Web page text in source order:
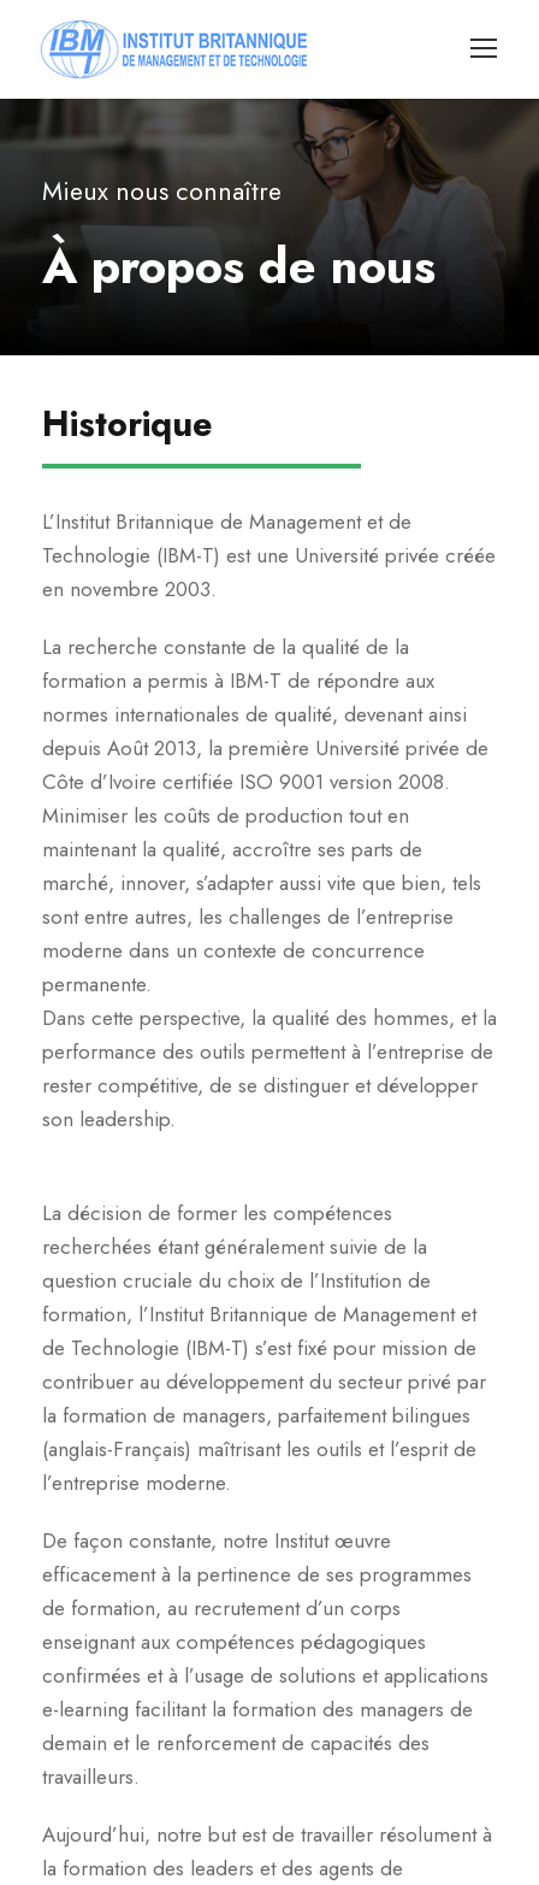
Mieux nous connaître
À propos de nous
Historique
L’Institut Britannique de Management et de
Technologie (IBM-T) est une Université privée créée
en novembre 2003.
La recherche constante de la qualité de la
formation a permis à IBM-T de répondre aux
normes internationales de qualité, devenant ainsi
depuis Août 2013, la première Université privée de
Côte d’Ivoire certifiée ISO 9001 version 2008.
Minimiser les coûts de production tout en
maintenant la qualité, accroître ses parts de
marché, innover, s’adapter aussi vite que bien, tels
sont entre autres, les challenges de l’entreprise
moderne dans un contexte de concurrence
permanente.
Dans cette perspective, la qualité des hommes, et la
performance des outils permettent à l’entreprise de
rester compétitive, de se distinguer et développer
son leadership.
La décision de former les compétences
recherchées étant généralement suivie de la
question cruciale du choix de l’Institution de
formation, l’Institut Britannique de Management et
de Technologie (IBM-T) s’est fixé pour mission de
contribuer au développement du secteur privé par
la formation de managers, parfaitement bilingues
(anglais-Français) maîtrisant les outils et l’esprit de
l’entreprise moderne.
De façon constante, notre Institut œuvre
efficacement à la pertinence de ses programmes
de formation, au recrutement d’un corps
enseignant aux compétences pédagogiques
confirmées et à l’usage de solutions et applications
e-learning facilitant la formation des managers de
demain et le renforcement de capacités des
travailleurs.
Aujourd’hui, notre but est de travailler résolument à
la formation des leaders et des agents de